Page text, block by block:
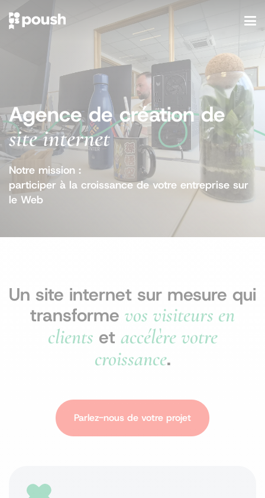
Agence de création de
site internet
Notre mission :
participer à la croissance de votre entreprise sur
le Web
Un site internet sur mesure qui
transforme vos visiteurs en
clients et accélère votre
croissance.
Parlez-nous de votre projet